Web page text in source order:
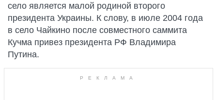
село является малой родиной второго
президента Украины. К слову, в июле 2004 года
в село Чайкино после совместного саммита
Кучма привез президента РФ Владимира
Путина.